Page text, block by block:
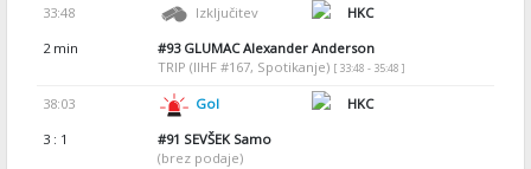
33:48 Izključitev
HKC
2 min
#93GLUMAC Alexander Anderson
TRIP (IIHF #167, Spotikanje) [ 33:48 - 35:48 ]
38:03 Gol
HKC
3 : 1
#91 SEVŠEK Samo
(brez podaje)